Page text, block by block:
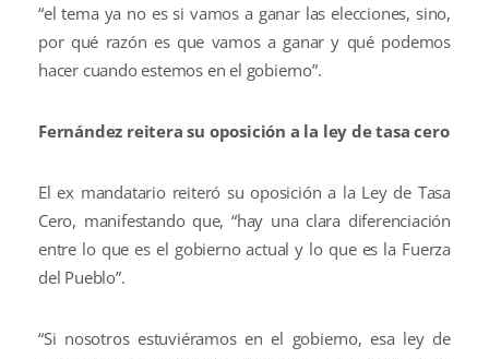
“el tema ya no es si vamos a ganar las elecciones, sino,
por qué razón es que vamos a ganar y qué podemos
hacer cuando estemos en el gobierno”.
Fernández reitera su oposición a la ley de tasa cero
El ex mandatario reiteró su oposición a la Ley de Tasa
Cero, manifestando que, “hay una clara diferenciación
entre lo que es el gobierno actual y lo que es la Fuerza
del Pueblo”.
“Si nosotros estuviéramos en el gobierno, esa ley de